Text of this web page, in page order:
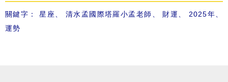
關鍵字：星座、 清水孟國際塔羅小孟老師 、 財運、2025年、
運勢